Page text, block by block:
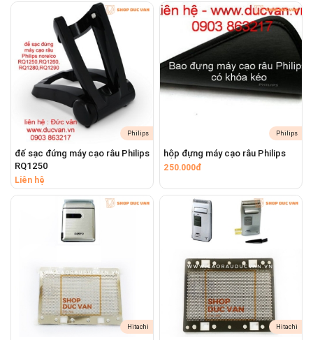
#panasonices8164 #panasonices8168 #panasonices8167
#panasonices8171 #panasonices8172 #panasonices8175
#panasonices8176 #panasonices8191 #panasonices8195
#panasonices8196 #panasonices8992 #panasonices8993
Philips
đế sạc đứng máy cạo râu Philips
RQ1250
Liên hệ
Philips
hộp đựng máy cạo râu Philips
250.000đ
Hitachi Hitachi